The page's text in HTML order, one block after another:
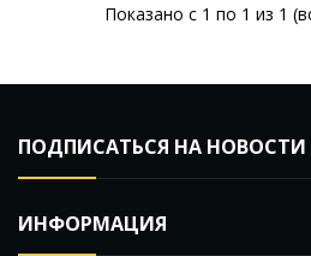
Показано с 1 по 1 из 1
ПОДПИСАТЬСЯ НА НОВОСТИ
ИНФОРМАЦИЯ